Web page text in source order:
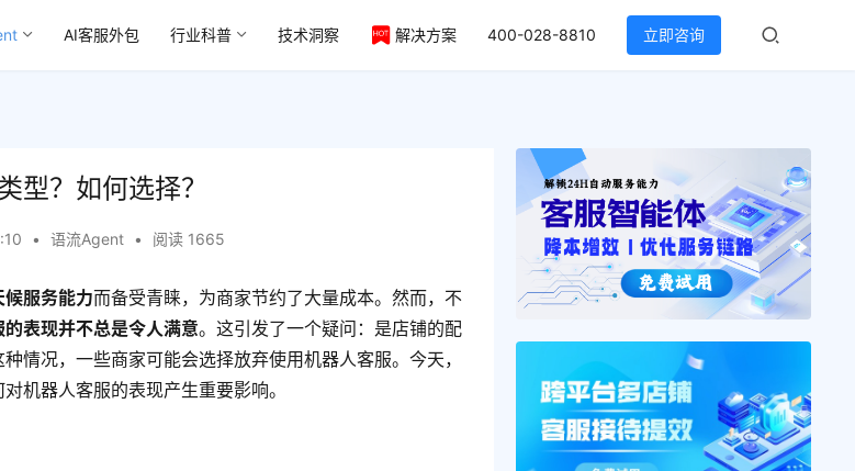
AI客服外包 行业科普 技术洞察 解决方案 400-028-8810 立即咨询
型？如何选择？
• 语流Agent • 阅读 1665
候服务能力而备受青睐，为商家节约了大量成本。然而，不
的表现并不总是令人满意。这引发了一个疑问：是店铺的配
情况，一些商家可能会选择放弃使用机器人客服。今天，
对机器人客服的表现产生重要影响。